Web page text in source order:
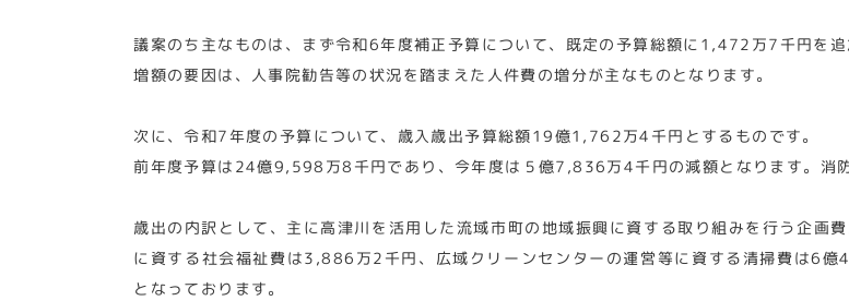
議案のち主なものは、まず令和6年度補正予算について、既定の予算総額に1,472万7千円を
増額の要因は、人事院勧告等の状況を踏まえた人件費の増分が主なものとなります。
次に、令和7年度の予算について、歳入歳出予算総額19億1,762万4千円とするものです。
前年度予算は24億9,598万8千円であり、今年度は５億7,836万4千円の減額となります。消
歳出の内訳として、主に高津川を活用した流域市町の地域振興に資する取り組みを行う企
に資する社会福祉費は3,886万2千円、広域クリーンセンターの運営等に資する清掃費は6
となっております。